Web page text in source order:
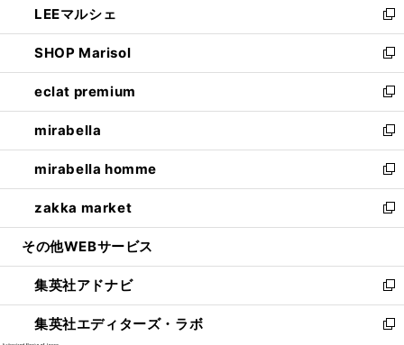
く
で
開
く
ド
ウ
で
開
く
ィ
ン
ド
ウ
で
開
く
い
ウ
ィ
ン
ド
ウ
で
開
く
LEEマルシェ
新
し
い
ウ
ィ
ン
ド
ウ
で
開
く
SHOP Marisol
新
し
い
ウ
ィ
ン
ド
ウ
で
開
eclat premium
新
し
い
ウ
ィ
ン
ド
ウ
開
く
mirabella
新
し
い
ウ
ィ
ン
ウ
で
開
く
mirabella homme
新
し
い
ウ
ン
ド
ウ
で
zakka market
新
し
ウ
ィ
ン
ド
その他WEBサービス
集英社アドナビ
新
し
い
集英社エディターズ・ラボ
新